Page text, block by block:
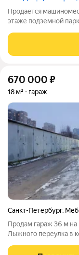
Продается
этаже подземной
670 000 ₽
18 м² гараж
Санкт-Петербург,
Продам гараж 36 м
Лыжного переулка в
вынесено.Гараж